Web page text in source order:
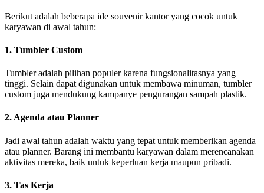
Berikut adalah beberapa ide souvenir kantor yang cocok untuk
karyawan di awal tahun:
1. Tumbler Custom
Tumbler adalah pilihan populer karena fungsionalitasnya yang
tinggi. Selain dapat digunakan untuk membawa minuman, tumbler
custom juga mendukung kampanye pengurangan sampah plastik.
2. Agenda atau Planner
Jadi awal tahun adalah waktu yang tepat untuk memberikan agenda
atau planner. Barang ini membantu karyawan dalam merencanakan
aktivitas mereka, baik untuk keperluan kerja maupun pribadi.
3. Tas Kerja